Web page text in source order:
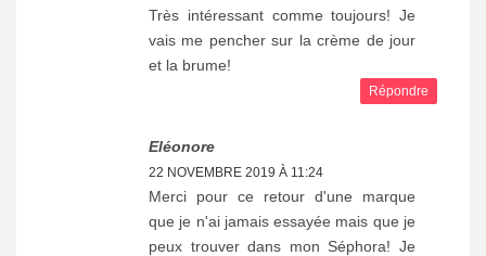
Très intéressant comme toujours! Je
vais me pencher sur la crème de jour
et la brume!
Répondre
Eléonore
22 NOVEMBRE 2019 À 11:24
Merci pour ce retour d'une marque
que je n'ai jamais essayée mais que je
peux trouver dans mon Séphora! Je